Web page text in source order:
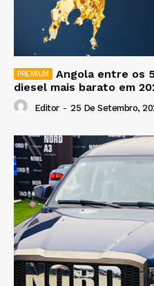
Angola entre os
diesel mais barato em
Editor - 25 De Setembro,